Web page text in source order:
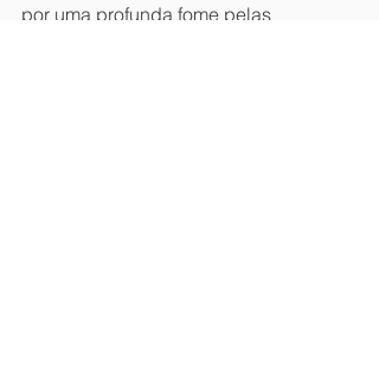
por uma profunda fome pelas